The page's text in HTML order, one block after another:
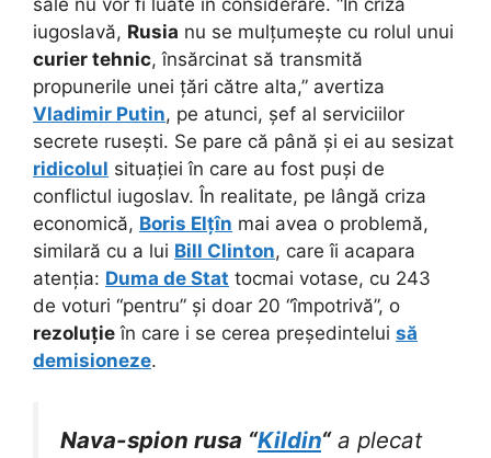
iugoslavă, Rusia nu se mulțumește cu rolul unui
curier tehnic, însărcinat să transmită
propunerile unei țări către alta,” avertiza
Vladimir Putin, pe atunci, șef al serviciilor
secrete rusești. Se pare că până și ei au sesizat
ridicolul situației în care au fost puși de
conflictul iugoslav. În realitate, pe lângă criza
economică, Boris Elțîn mai avea o problemă,
similară cu a lui Bill Clinton, care îi acapara
atenția: Duma de Stat tocmai votase, cu 243
de voturi “pentru” și doar 20 “împotrivă”, o
rezoluție în care i se cerea președintelui să
demisioneze.
Nava-spion rusa “Kildin“a plecat